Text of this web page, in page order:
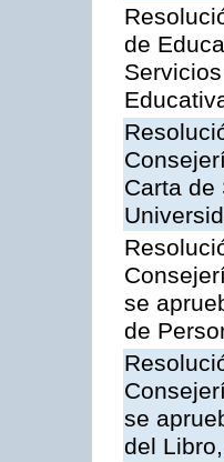
de
Carta de
se
de
se
del